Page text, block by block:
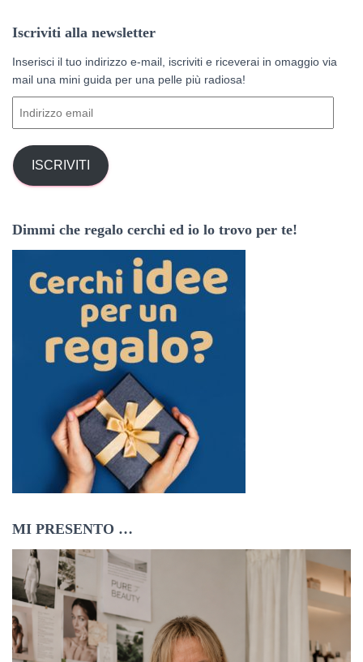
r
a
p
e
:
Iscriviti alla newsletter
Inserisci il tuo indirizzo e-mail, iscriviti e riceverai in omaggio via
mail una mini guida per una pelle più radiosa!
i
r
z
o
ISCRIVITI
Dimmi che regalo cerchi ed io lo trovo per te!
MI PRESENTO …